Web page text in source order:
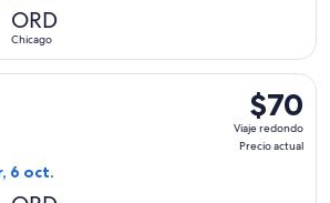
hora
ORD
Chicago
$70
Viaje
redondo,
$70
Viaje redondo
Precio actual
6 oct.
Frontier Airlines, con salida el mié,